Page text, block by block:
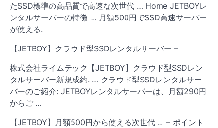
たSSD標準の高品質で高速な次世代 … Home JETBOYレ
ンタルサーバーの特徴 … 月額500円でSSD高速サーバー
が使える.
【JETBOY】クラウド型SSDレンタルサーバー –
株式会社ライムテック【JETBOY】クラウド型SSDレン
タルサーバー新規成約. … クラウド型SSDレンタルサー
バーのご紹介: JETBOYレンタルサーバーは、月額290円
からご …
【JETBOY】月額500円から使える次世代 … – ポイント